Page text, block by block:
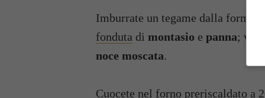
Imburrate un tegame dalla forma
fonduta di montasio e panna;
noce moscata.
Cuocete nel forno preriscaldato a